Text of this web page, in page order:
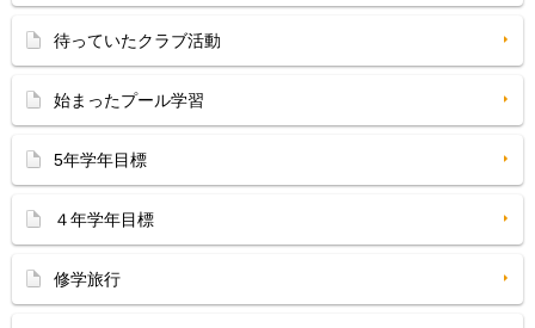
待っていたクラブ活動
始まったプール学習
5年学年目標
４年学年目標
修学旅行